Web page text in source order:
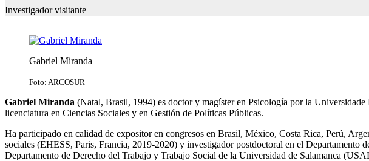
Investigador visitante
Gabriel Miranda
Foto: ARCOSUR
Gabriel Miranda (Natal, Brasil, 1994) es doctor y magíster en Psicología por la
licenciatura en Ciencias Sociales y en Gestión de Políticas Públicas.
Ha participado en calidad de expositor en congresos en Brasil, México, Costa Rica, Perú,
sociales (EHESS, Paris, Francia, 2019-2020) y investigador postdoctoral en el
Departamento de Derecho del Trabajo y Trabajo Social de la Universidad de Salamanca